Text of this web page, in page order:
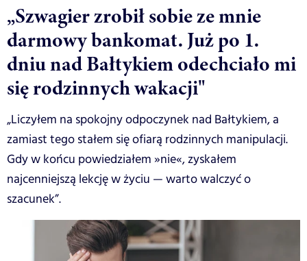
„Szwagier zrobił sobie ze mnie
darmowy bankomat. Już po 1.
dniu nad Bałtykiem odechciało mi
się rodzinnych wakacji"
„Liczyłem na spokojny odpoczynek nad Bałtykiem, a
zamiast tego stałem się ofiarą rodzinnych manipulacji.
Gdy w końcu powiedziałem »nie«, zyskałem
najcenniejszą lekcję w życiu — warto walczyć o
szacunek”.